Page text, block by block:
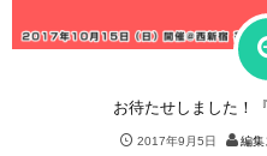
お待たせしました！
2017年9月5日 編集